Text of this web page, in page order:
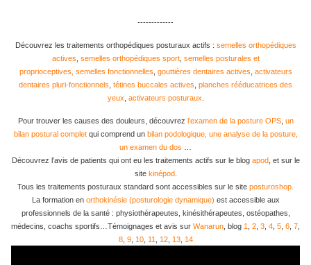
-------------
Découvrez les traitements orthopédiques posturaux actifs : semelles orthopédiques
actives semelles orthopédiques sport, semelles posturales et
proprioceptives, semelles fonctionnelles gouttières dentaires actives activateurs
dentaires pluri-fonctionnels tétines buccales actives planches rééducatrices des
yeux activateurs posturaux
Pour trouver les causes des douleurs, découvrez l’examen de la posture OPS, un
bilan postural completqui comprend un bilan podologique, une analyse de la posture,
un examen du dos
Découvrez l’avis de patients qui ont eu les traitements actifs sur le blog apod, et sur le
sitekinépod.
Tous les traitements posturaux standard sont accessibles sur le site posturoshop.
La formation en orthokinésie (posturologie dynamique) est accessible aux
professionnels de la santé : physiothérapeutes, kinésithérapeutes, ostéopathes,
médecins, coachs sportifs…Témoignages et avis sur Wanarun , blog 1 2 3 4 5 6 7
8, 9, 10, 11 12, 13, 14